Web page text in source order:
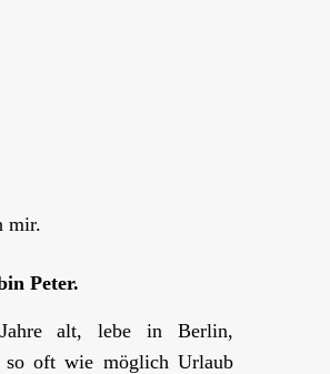
Peter.
alt, lebe in Berlin,
so oft wie möglich Urlaub